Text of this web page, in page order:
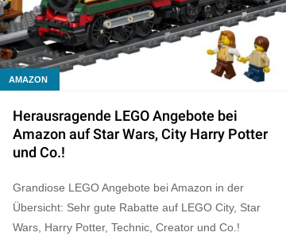
AMAZON
Herausragende LEGO Angebote bei
Amazon auf Star Wars, City Harry Potter
und Co.!
Grandiose LEGO Angebote bei Amazon in der
Übersicht: Sehr gute Rabatte auf LEGO City, Star
Wars, Harry Potter, Technic, Creator und Co.!